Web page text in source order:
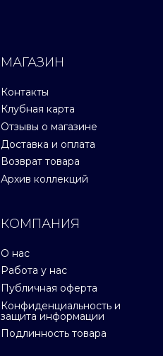
МАГАЗИН
Контакты
Клубная карта
Отзывы о магазине
Доставка и оплата
Возврат товара
Архив коллекций
КОМПАНИЯ
О нас
Работа у нас
Публичная оферта
Конфиденциальность и
защита информации
Подлинность товара